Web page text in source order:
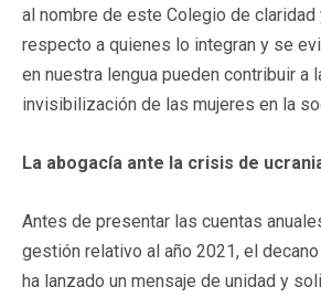
al nombre de este Colegio de claridad
respecto a quienes lo integran y se
en nuestra lengua pueden contribuir a
invisibilización de las mujeres en la
La abogacía ante la crisis de
Antes de presentar las cuentas
gestión relativo al año 2021, el
ha lanzado un mensaje de unidad y